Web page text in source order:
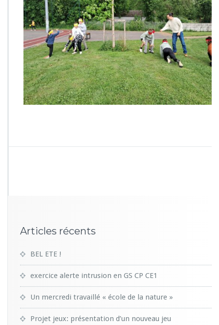
Articles récents
BEL ETE !
exercice alerte intrusion en GS CP CE1
Un mercredi travaillé « école de la nature »
Projet jeux: présentation d’un nouveau jeu